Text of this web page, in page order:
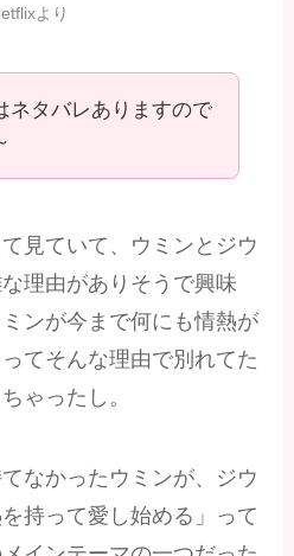
より
ネタバレありますので
見ていて、ウミンとジウ
理由がありそうで興味
ンが今まで何にも情熱が
てそんな理由で別れてた
ゃったし。
なかったウミンが、ジウ
持って愛し始める」って